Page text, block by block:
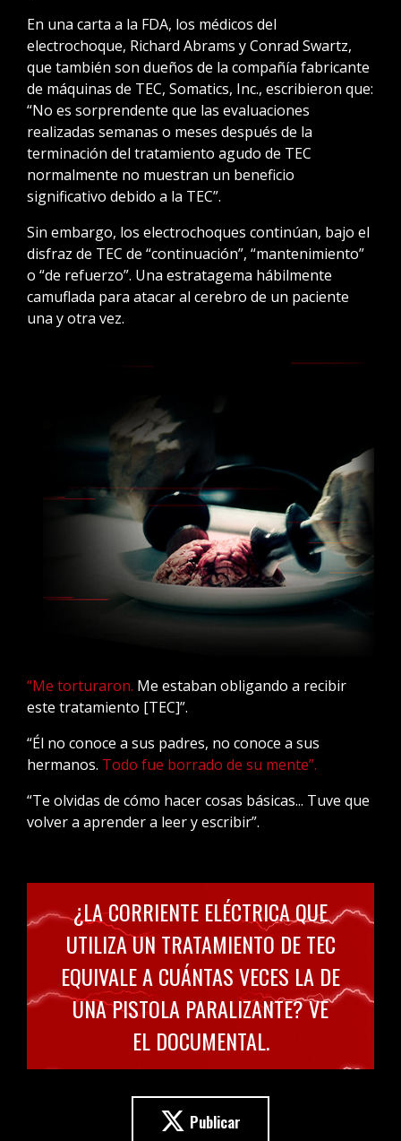
En una carta a la FDA, los médicos del
electrochoque, Richard Abrams y Conrad Swartz,
que también son dueños de la compañía fabricante
de máquinas de TEC, Somatics, Inc., escribieron que:
“No es sorprendente que las evaluaciones
realizadas semanas o meses después de la
terminación del tratamiento agudo de TEC
normalmente no muestran un beneficio
significativo debido a la TEC”.
Sin embargo, los electrochoques continúan, bajo el
disfraz de TEC de “continuación”, “mantenimiento”
o “de refuerzo”. Una estratagema hábilmente
camuflada para atacar al cerebro de un paciente
una y otra vez.
“Me torturaron. Me estaban obligando a recibir
este tratamiento [TEC]”.
“Él no conoce a sus padres, no conoce a sus
hermanos. Todo fue borrado de su mente”.
“Te olvidas de cómo hacer cosas básicas... Tuve que
volver a aprender a leer y escribir”.
¿LA CORRIENTE ELÉCTRICA QUE
UTILIZA UN TRATAMIENTO DE TEC
EQUIVALE A CUÁNTAS VECES LA DE
UNA PISTOLA PARALIZANTE? VE
EL DOCUMENTAL.
Publicar
DESCARGA GRATUITA